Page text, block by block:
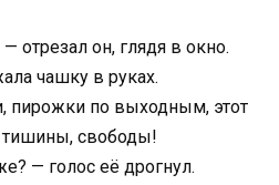
отрезал он, глядя в окно.
чашку в руках.
пирожки по выходным, этот
тишины, свободы!
— голос её дрогнул.